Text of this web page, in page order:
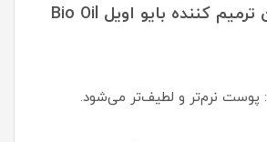
اثربخشی روغن ترمیم کننده بایو اویل Bio Oil
: پوست نرم‌تر و لطیف‌تر می‌شود.